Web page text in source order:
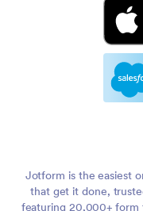
Jotform is the easiest
that get it done,
featuring 20,000+ form